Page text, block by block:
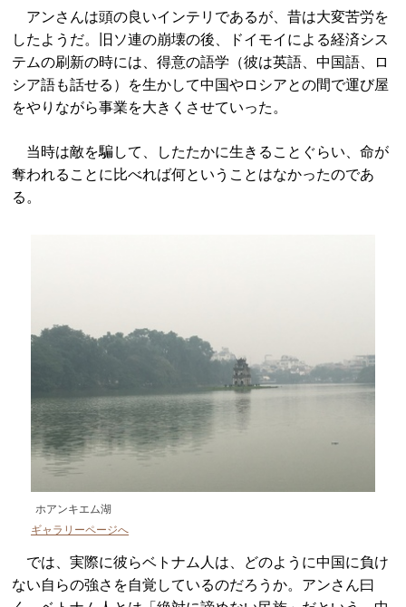
アンさんは頭の良いインテリであるが、昔は大変苦労を
したようだ。旧ソ連の崩壊の後、ドイモイによる経済シス
テムの刷新の時には、得意の語学（彼は英語、中国語、ロ
シア語も話せる）を生かして中国やロシアとの間で運び屋
をやりながら事業を大きくさせていった。
当時は敵を騙して、したたかに生きることぐらい、命が
奪われることに比べれば何ということはなかったのであ
る。
ホアンキエム湖
ギャラリーページへ
では、実際に彼らベトナム人は、どのように中国に負け
ない自らの強さを自覚しているのだろうか。アンさん曰